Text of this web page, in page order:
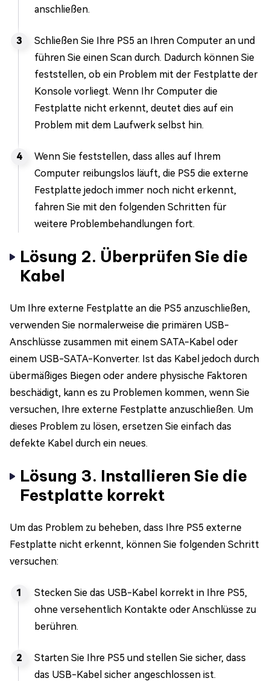
anschließen.
Schließen Sie Ihre PS5 an Ihren Computer an und
führen Sie einen Scan durch. Dadurch können Sie
feststellen, ob ein Problem mit der Festplatte der
Konsole vorliegt. Wenn Ihr Computer die
Festplatte nicht erkennt, deutet dies auf ein
Problem mit dem Laufwerk selbst hin.
Wenn Sie feststellen, dass alles auf Ihrem
Computer reibungslos läuft, die PS5 die externe
Festplatte jedoch immer noch nicht erkennt,
fahren Sie mit den folgenden Schritten für
weitere Problembehandlungen fort.
Lösung 2. Überprüfen Sie die
Kabel
Um Ihre externe Festplatte an die PS5 anzuschließen,
verwenden Sie normalerweise die primären USB-
Anschlüsse zusammen mit einem SATA-Kabel oder
einem USB-SATA-Konverter. Ist das Kabel jedoch durch
übermäßiges Biegen oder andere physische Faktoren
beschädigt, kann es zu Problemen kommen, wenn Sie
versuchen, Ihre externe Festplatte anzuschließen. Um
dieses Problem zu lösen, ersetzen Sie einfach das
defekte Kabel durch ein neues.
Lösung 3. Installieren Sie die
Festplatte korrekt
Um das Problem zu beheben, dass Ihre PS5 externe
Festplatte nicht erkennt, können Sie folgenden Schritt
versuchen:
Stecken Sie das USB-Kabel korrekt in Ihre PS5,
ohne versehentlich Kontakte oder Anschlüsse zu
berühren.
Starten Sie Ihre PS5 und stellen Sie sicher, dass
das USB-Kabel sicher angeschlossen ist.